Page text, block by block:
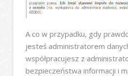
A co w przypadku, gdy
jesteś administratorem
współpracujesz z
bezpieczeństwa informacji i